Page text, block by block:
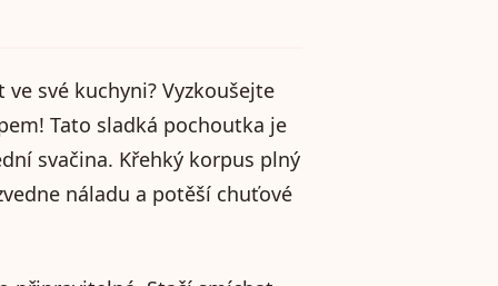
své kuchyni? Vyzkoušejte
Tato sladká pochoutka je
svačina. Křehký korpus plný
náladu a potěší chuťové